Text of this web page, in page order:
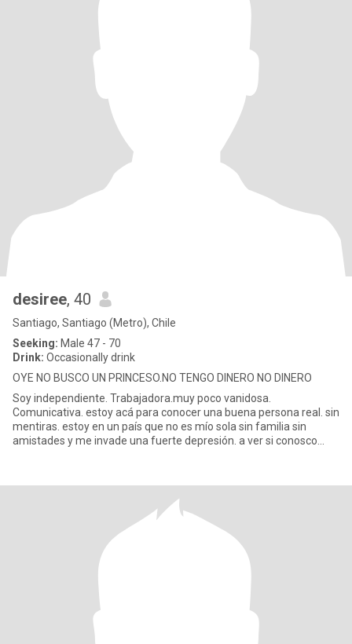
desiree, 40
Santiago, Santiago (Metro), Chile
Seeking: Male 47 - 70
Drink: Occasionally drink
OYE NO BUSCO UN PRINCESO.NO TENGO DINERO NO DINERO
Soy independiente. Trabajadora.muy poco vanidosa.
Comunicativa. estoy acá para conocer una buena persona real. sin
mentiras. estoy en un país que no es mío sola sin familia sin
amistades y me invade una fuerte depresión. a ver si conosco